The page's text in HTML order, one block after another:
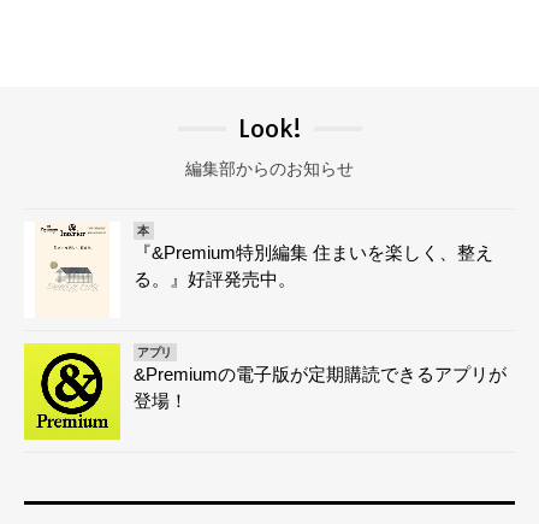
Look!
編集部からのお知らせ
本
『&Premium特別編集 住まいを楽しく、整え
る。』好評発売中。
アプリ
&Premiumの電子版が定期購読できるアプリが
登場！